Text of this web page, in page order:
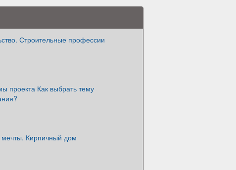
Строительные профессии
проекта Как выбрать тему
Кирпичный дом